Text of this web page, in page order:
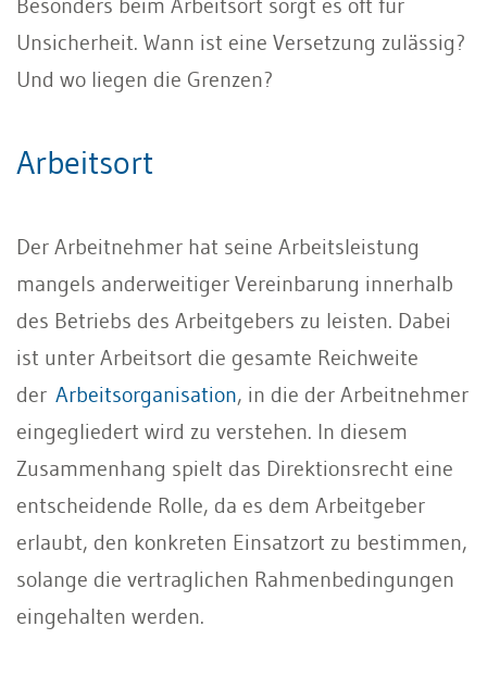
Besonders beim Arbeitsort sorgt es oft für
Unsicherheit. Wann ist eine Versetzung zulässig?
Und wo liegen die Grenzen?
Arbeitsort
Der Arbeitnehmer hat seine Arbeitsleistung
mangels anderweitiger Vereinbarung innerhalb
des Betriebs des Arbeitgebers zu leisten. Dabei
ist unter Arbeitsort die gesamte Reichweite
der Arbeitsorganisation, in die der Arbeitnehmer
eingegliedert wird zu verstehen. In diesem
Zusammenhang spielt das Direktionsrecht eine
entscheidende Rolle, da es dem Arbeitgeber
erlaubt, den konkreten Einsatzort zu bestimmen,
solange die vertraglichen Rahmenbedingungen
eingehalten werden.